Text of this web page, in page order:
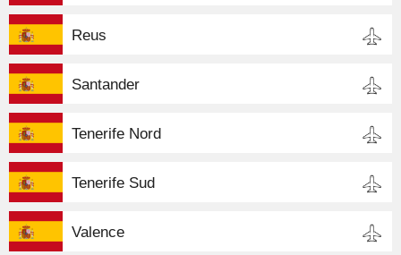
Reus
Santander
Tenerife Nord
Tenerife Sud
Valence